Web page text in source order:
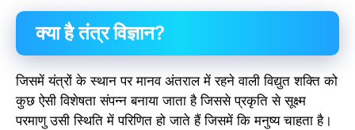
क्या है तंत्र विज्ञान?
जिसमें यंत्रों के स्थान पर मानव अंतराल में रहने वाली विद्युत शक्ति को
कुछ ऐसी विशेषता संपन्न बनाया जाता है जिससे प्रकृति से सूक्ष्म
परमाणु उसी स्थिति में परिणित हो जाते हैं जिसमें कि मनुष्य चाहता है।